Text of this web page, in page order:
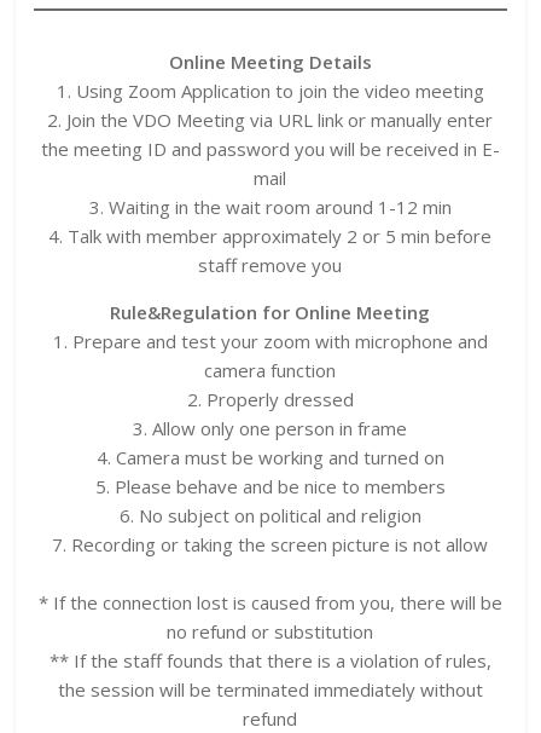
Online Meeting Details
1. Using Zoom Application to join the video meeting
2. Join the VDO Meeting via URL link or manually enter
the meeting ID and password you will be received in E-
mail
3. Waiting in the wait room around 1-12 min
4. Talk with member approximately 2 or 5 min before
staff remove you
Rule&Regulation for Online Meeting
1. Prepare and test your zoom with microphone and
camera function
2. Properly dressed
3. Allow only one person in frame
4. Camera must be working and turned on
5. Please behave and be nice to members
6. No subject on political and religion
7. Recording or taking the screen picture is not allow
* If the connection lost is caused from you, there will be
no refund or substitution
** If the staff founds that there is a violation of rules,
the session will be terminated immediately without
refund